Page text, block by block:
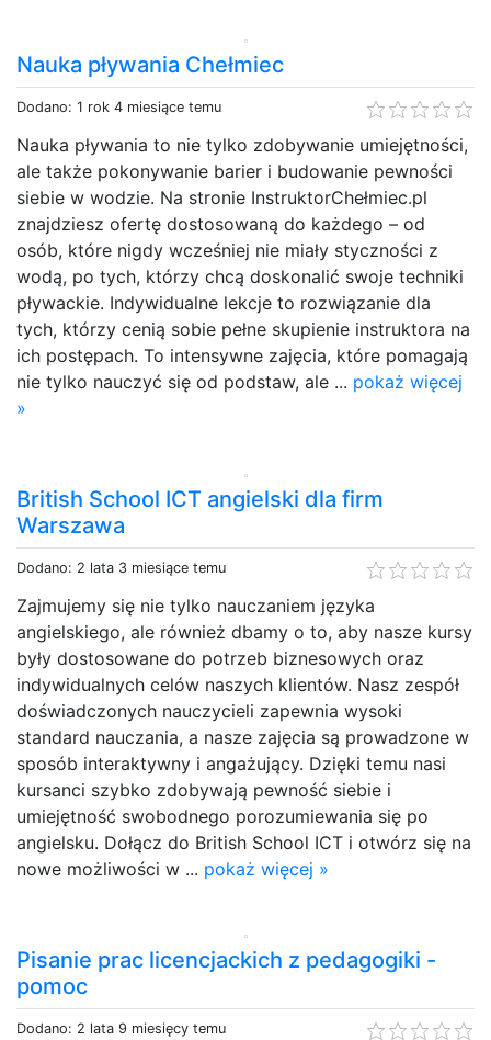
Nauka pływania Chełmiec
Dodano: 1 rok 4 miesiące temu
Nauka pływania to nie tylko zdobywanie umiejętności,
ale także pokonywanie barier i budowanie pewności
siebie w wodzie. Na stronie InstruktorChełmiec.pl
znajdziesz ofertę dostosowaną do każdego – od
osób, które nigdy wcześniej nie miały styczności z
wodą, po tych, którzy chcą doskonalić swoje techniki
pływackie. Indywidualne lekcje to rozwiązanie dla
tych, którzy cenią sobie pełne skupienie instruktora na
ich postępach. To intensywne zajęcia, które pomagają
nie tylko nauczyć się od podstaw, ale ... pokaż więcej
»
British School ICT angielski dla firm
Warszawa
Dodano: 2 lata 3 miesiące temu
Zajmujemy się nie tylko nauczaniem języka
angielskiego, ale również dbamy o to, aby nasze kursy
były dostosowane do potrzeb biznesowych oraz
indywidualnych celów naszych klientów. Nasz zespół
doświadczonych nauczycieli zapewnia wysoki
standard nauczania, a nasze zajęcia są prowadzone w
sposób interaktywny i angażujący. Dzięki temu nasi
kursanci szybko zdobywają pewność siebie i
umiejętność swobodnego porozumiewania się po
angielsku. Dołącz do British School ICT i otwórz się na
nowe możliwości w ... pokaż więcej »
Pisanie prac licencjackich z pedagogiki -
pomoc
Dodano: 2 lata 9 miesięcy temu